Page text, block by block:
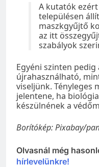
A kutatók
településen
maszkgyűjtő
az itt
szabályok
Egyéni szinten
újrahasználható,
viseljünk. Tényleges
jelentene, ha
készülnének a
Borítókép: Pixabay/
Olvasnál még
hírlevelünkre!